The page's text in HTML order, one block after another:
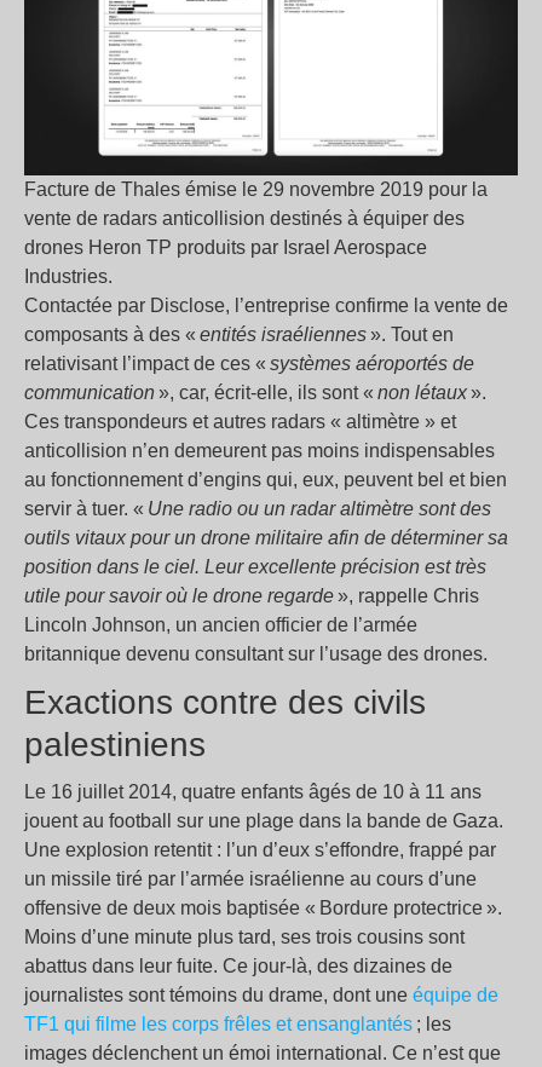
Facture de Thales émise le 29 novembre 2019 pour la
vente de radars anticollision destinés à équiper des
drones Heron TP produits par Israel Aerospace
Industries.
Contactée par Disclose, l’entreprise confirme la vente de
composants à des « entités israéliennes». Tout en
relativisant l’impact de ces « systèmes aéroportés de
communication», car, écrit-elle, ils sont « non létaux».
Ces transpondeurs et autres radars « altimètre » et
anticollision n’en demeurent pas moins indispensables
au fonctionnement d’engins qui, eux, peuvent bel et bien
servir à tuer. « Une radio ou un radar altimètre sont des
outils vitaux pour un drone militaire afin de déterminer sa
position dans le ciel. Leur excellente précision est très
utile pour savoir où le drone regarde», rappelle Chris
Lincoln Johnson, un ancien officier de l’armée
britannique devenu consultant sur l’usage des drones.
Exactions contre des civils
palestiniens
Le 16 juillet 2014, quatre enfants âgés de 10 à 11 ans
jouent au football sur une plage dans la bande de Gaza.
Une explosion retentit : l’un d’eux s’effondre, frappé par
un missile tiré par l’armée israélienne au cours d’une
offensive de deux mois baptisée « Bordure protectrice ».
Moins d’une minute plus tard, ses trois cousins sont
abattus dans leur fuite. Ce jour-là, des dizaines de
journalistes sont témoins du drame, dont une équipe de
TF1 qui filme les corps frêles et ensanglantés ; les
images déclenchent un émoi international. Ce n’est que